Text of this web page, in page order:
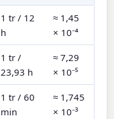
1 tr / 12
h
≈ 1,45
× 10⁻⁴
1 tr /
23,93 h
≈ 7,29
× 10⁻⁵
1 tr / 60
min
≈ 1,745
× 10⁻³